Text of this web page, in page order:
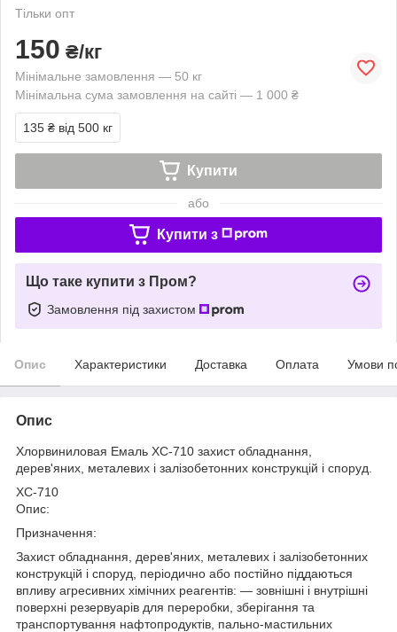
Тільки опт
150 ₴/кг
Мінімальне замовлення — 50 кг
Мінімальна сума замовлення на сайті — 1 000 ₴
135 ₴ від 500 кг
Купити
або
Купити з
Що таке купити з Пром?
Замовлення під захистом
Опис Характеристики Доставка Оплата Умови
Опис
Хлорвиниловая Емаль ХС-710 захист обладнання,
дерев'яних, металевих і залізобетонних конструкцій і споруд.
ХС-710
Опис:
Призначення:
Захист обладнання, дерев'яних, металевих і залізобетонних
конструкцій і споруд, періодично або постійно піддаються
впливу агресивних хімічних реагентів: — зовнішні і внутрішні
поверхні резервуарів для переробки, зберігання та
транспортування нафтопродуктів, пально-мастильних